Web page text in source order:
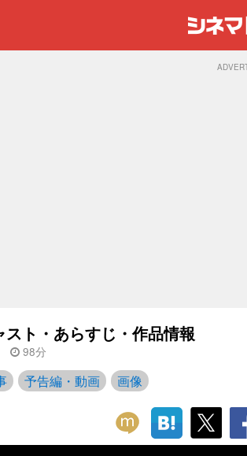
ト・あらすじ・作品情報
98分
予告編・動画 画像